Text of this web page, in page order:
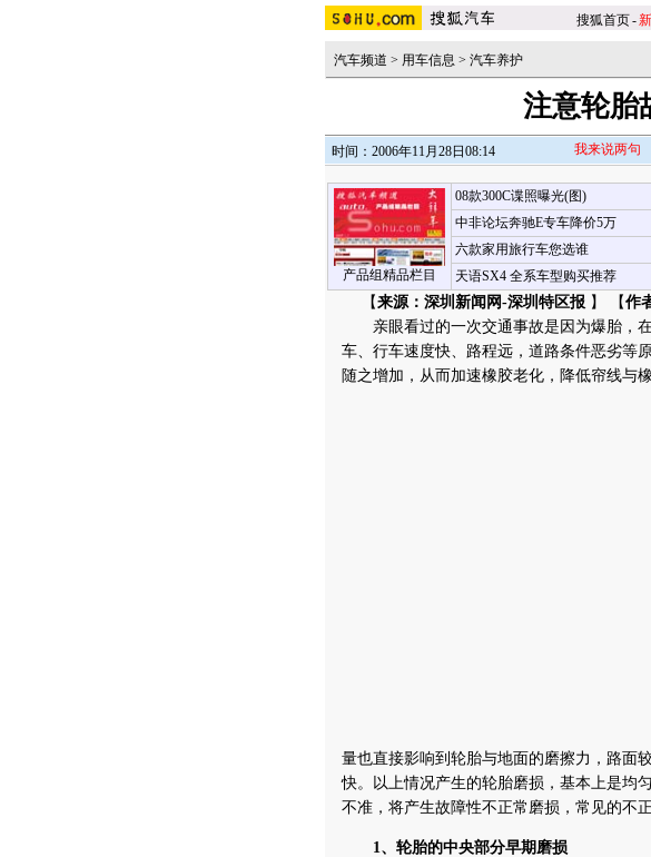
搜狐首页-
汽车频道 > 用车信息 > 汽车养护
注意轮胎
时间：2006年11月28日08:14 我来说两句
产品组精品栏目
08款300C谍照曝光(图)
中非论坛奔驰E专车降价5万
六款家用旅行车您选谁
天语SX4 全系车型购买推荐
【来源：深圳新闻网-深圳特区报 】 【作
亲眼看过的一次交通事故是因为爆胎，在
车、行车速度快、路程远，道路条件恶劣等
随之增加，从而加速橡胶老化，降低帘线与
量也直接影响到轮胎与地面的磨擦力，路面
快。以上情况产生的轮胎磨损，基本上是均
不准，将产生故障性不正常磨损，常见的不
1、轮胎的中央部分早期磨损